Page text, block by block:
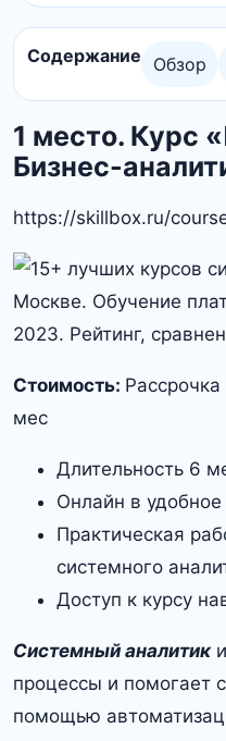
Содержание Обзор
1 место. Курс
Бизнес-
https://skillbox.ru/
Стоимость:
мес
Длительность 6
Онлайн в
Практическая
системного
Доступ к курсу
Системный аналитик
процессы и помогает
помощью